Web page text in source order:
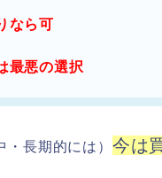
なら可
最悪の選択
長期的には） 今は